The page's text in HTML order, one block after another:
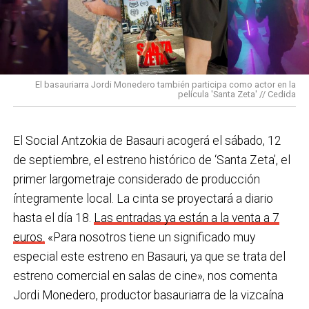
prestándoles apoyos cuando los necesiten.
En Basauri ya venimos trabajando en esa dirección
con programas de envejecimiento activo, actividades
en los centros de personas mayores e iniciativas para
combatir la brecha digital. Además, este año se ha
y, a principios del año que viene, se comenzarán a
prestar los servicios de atención diurna y viviendas
comunitarias.
En las últimas semanas la actualidad municipal ha
estado marcada por las investigaciones sobre
presuntas irregularidades urbanísticas . ¿Cómo
está afrontando el equipo de gobierno esta
situación y qué mensaje trasladarías a la
bajo una temperatura de 44ºC, equipados con todos
los Equipos de Protección Individual (EPIS) y con las
pulseras de aviso de temperatura pitando al unísono,
una acción que los sindicatos tachan de negligente y
contraria al propio plan de emergencias de la
Sin soluciones reales
Ante la falta de soluciones en las reuniones del
comité, los representantes de los trabajadores
advirtieron a la dirección con elevar los hechos a la
Inspección de Trabajo. Aunque inicialmente
percibieron un amago de cambio de actitud, la parte
social lamenta que las medidas adoptadas ante las
nuevas alertas meteorológicas han sido meramente
El basauriarra Jordi Monedero también participa como actor en la
película 'Santa Zeta' // Cedida
El Social Antzokia de Basauri acogerá el sábado, 12
de septiembre, el estreno histórico de ‘Santa Zeta’, el
primer largometraje considerado de producción
íntegramente local. La cinta se proyectará a diario
hasta el día 18. Las entradas ya están a la venta a 7
euros. «Para nosotros tiene un significado muy
especial este estreno en Basauri, ya que se trata del
estreno comercial en salas de cine», nos comenta
Jordi Monedero, productor basauriarra de la vizcaína